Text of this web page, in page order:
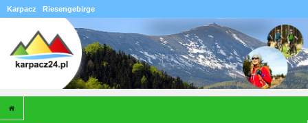
Karpacz Riesengebirge